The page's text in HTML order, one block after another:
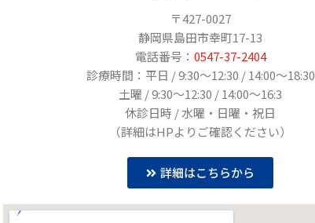
〒427-0027
静岡県島田市幸町17-13
電話番号： 0547-37-2404
診療時間：平日 / 9:30〜12:30 / 14:00〜18:30
土曜 / 9:30〜12:30 / 14:00〜16:3
休診日時 / 水曜・日曜・祝日
（詳細はHPよりご確認ください）
詳細はこちらから